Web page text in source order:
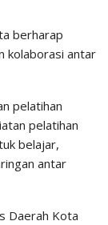
berharap
kolaborasi antar
pelatihan
pelatihan
belajar,
antar
Daerah Kota